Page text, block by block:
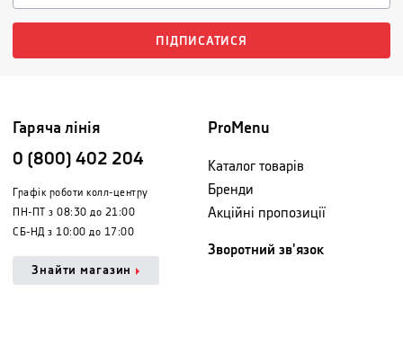
ПІДПИСАТИСЯ
Гаряча лінія
0 (800) 402 204
Графік роботи колл-центру
ПН-ПТ з 08:30 до 21:00
СБ-НД з 10:00 до 17:00
Знайти магазин
ProMenu
Каталог товарів
Бренди
Акційні пропозиції
Зворотний зв'язок